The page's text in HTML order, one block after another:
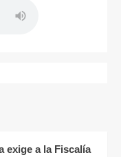
exige a la Fiscalía